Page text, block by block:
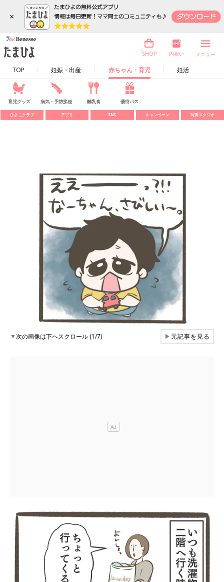
×
TOP 妊娠・出産 赤ちゃん・育児 妊活
SHOP 内祝い メニュー
育児グッズ 病気・予防接種 離乳食 優待パス
ひよこクラブ アプリ SNS キャンペーン 写真スタジオ
▼次の画像は下へスクロール (1/7) ▶元記事を見る